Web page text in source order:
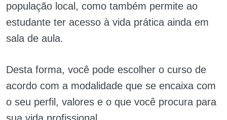
população local, como também permite ao
estudante ter acesso à vida prática ainda em
sala de aula.
Desta forma, você pode escolher o curso de
acordo com a modalidade que se encaixa com
o seu perfil, valores e o que você procura para